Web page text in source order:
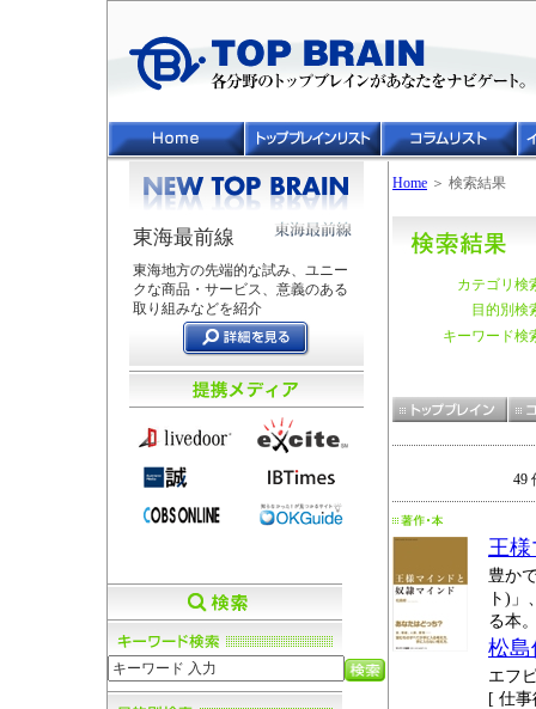
東海最前線
東海地方の先端的な試み、ユニー
クな商品・サービス、意義のある
取り組みなどを紹介
Home ＞ 検索結果
カテゴリ検
目的別検
キーワード検
49
王様
豊か
ト)
る本
松島
エフ
[ 仕